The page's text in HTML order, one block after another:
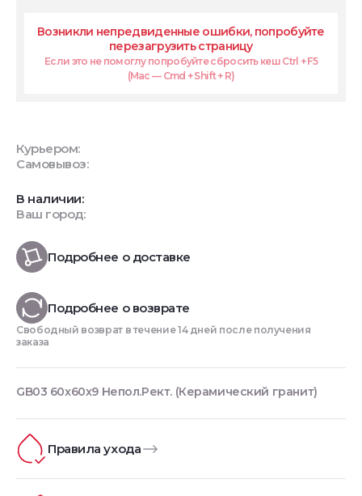
Возникли непредвиденные ошибки, попробуйте
перезагрузить страницу
Если это не помоглу попробуйте сбросить кеш Ctrl + F5
(Mac — Cmd + Shift + R)
Курьером:
Самовывоз:
В наличии:
Ваш город:
Подробнее о доставке
Подробнее о возврате
Свободный возврат в течение 14 дней после получения
заказа
GB03 60x60x9 Непол.Рект. (Керамический гранит)
Правила ухода